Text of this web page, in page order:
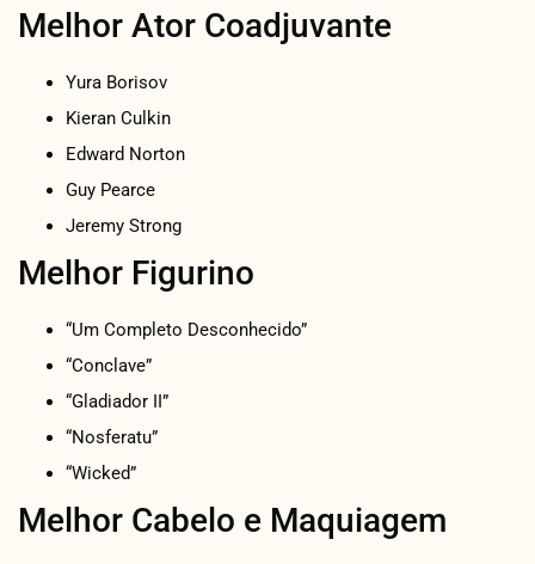
Melhor Ator Coadjuvante
Yura Borisov
Kieran Culkin
Edward Norton
Guy Pearce
Jeremy Strong
Melhor Figurino
“Um Completo Desconhecido”
“Conclave”
“Gladiador II”
“Nosferatu”
“Wicked”
Melhor Cabelo e Maquiagem